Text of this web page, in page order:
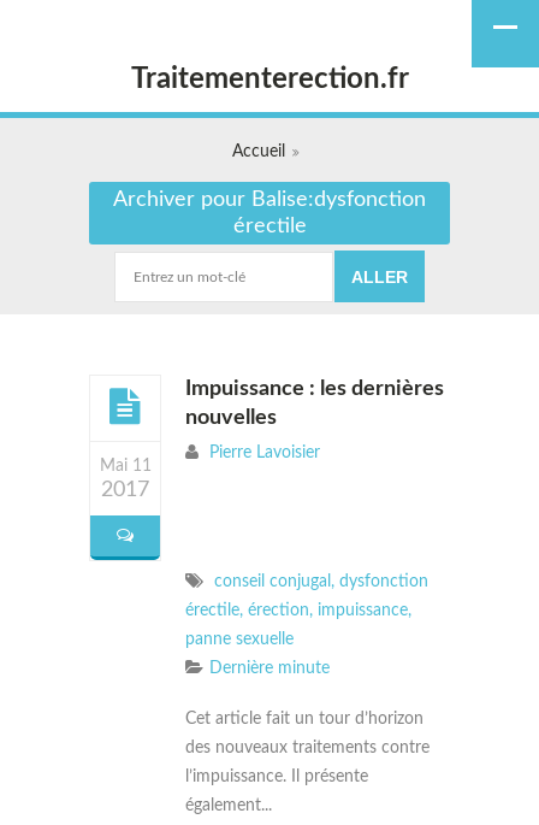
Traitementerection.fr
Accueil
Archiver pour Balise:dysfonction
érectile
Mai 11
2017
Impuissance : les dernières
nouvelles
Pierre Lavoisier
conseil conjugal , dysfonction
érectile, érection, impuissance,
panne sexuelle
Dernière minute
Cet article fait un tour d’horizon
des nouveaux traitements contre
l’impuissance. Il présente
également...